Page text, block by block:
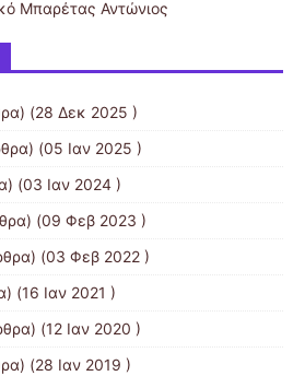
Μπαρέτας Αντώνιος
(28 Δεκ 2025 )
(05 Ιαν 2025 )
(03 Ιαν 2024 )
(09 Φεβ 2023 )
(03 Φεβ 2022 )
(16 Ιαν 2021 )
(12 Ιαν 2020 )
(28 Ιαν 2019 )